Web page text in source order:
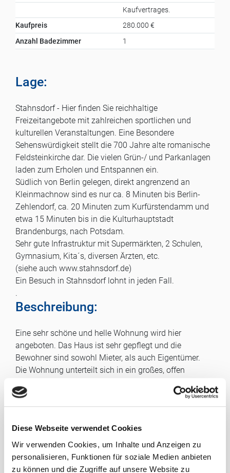
Diese Webseite verwendet Cookies
Wir verwenden Cookies, um Inhalte und Anzeigen zu
personalisieren, Funktionen für soziale Medien anbieten
zu können und die Zugriffe auf unsere Website zu
Kaufvertrages.
Kaufpreis
280.000 €
Anzahl Badezimmer
1
Lage:
Stahnsdorf - Hier finden Sie reichhaltige
Freizeitangebote mit zahlreichen sportlichen und
kulturellen Veranstaltungen. Eine Besondere
Sehenswürdigkeit stellt die 700 Jahre alte romanische
Feldsteinkirche dar. Die vielen Grün-/ und Parkanlagen
laden zum Erholen und Entspannen ein.
Südlich von Berlin gelegen, direkt angrenzend an
Kleinmachnow sind es nur ca. 8 Minuten bis Berlin-
Zehlendorf, ca. 20 Minuten zum Kurfürstendamm und
etwa 15 Minuten bis in die Kulturhauptstadt
Brandenburgs, nach Potsdam.
Sehr gute Infrastruktur mit Supermärkten, 2 Schulen,
Gymnasium, Kita´s, diversen Ärzten, etc.
(siehe auch www.stahnsdorf.de)
Ein Besuch in Stahnsdorf lohnt in jeden Fall.
.
Beschreibung:
Eine sehr schöne und helle Wohnung wird hier
angeboten. Das Haus ist sehr gepflegt und die
Bewohner sind sowohl Mieter, als auch Eigentümer.
Die Wohnung unterteilt sich in ein großes, offen
geräumiges Schlafzimmer mit einem großen Abstell-
oder Kleiderraum, ein Kinderzimmer, Bad mit Fenster
Die Böden sind mit Laminat belegt, Küche (offen), Bad
und WC mit Fliesen.
Die Wohnfläche beträgt ca. 83 m², jedoch ist die
eigentliche Nutzfläche durch die Dachschrägen bei fast